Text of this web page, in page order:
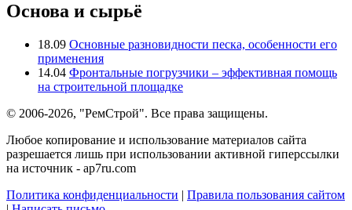
Основа и сырьё
18.09 Основные разновидности песка, особенности его
применения
14.04 Фронтальные погрузчики – эффективная помощь
на строительной площадке
© 2006-2026, "РемСтрой". Все права защищены.
Любое копирование и использование материалов сайта
разрешается лишь при использовании активной гиперссылки
на источник - ap7ru.com
Политика конфиденциальности | Правила пользования сайтом